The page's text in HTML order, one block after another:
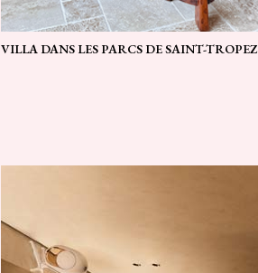
VILLA DANS LES PARCS DE SAINT-TROPEZ